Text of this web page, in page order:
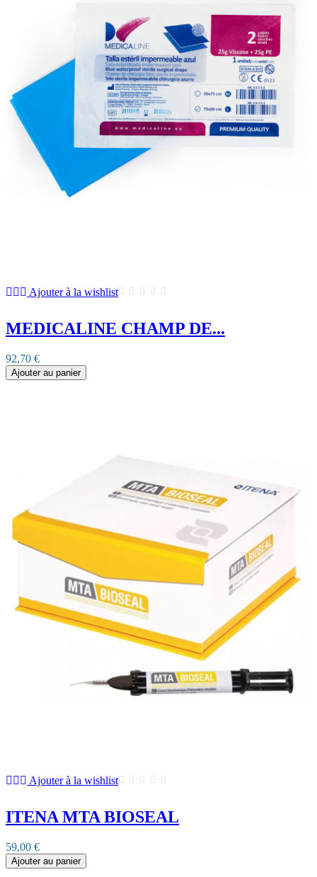
Ajouter à la wishlist
MEDICALINE CHAMP DE...
92,70 €
Ajouter au panier
Ajouter à la wishlist
ITENA MTA BIOSEAL
59,00 €
Ajouter au panier